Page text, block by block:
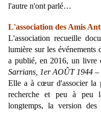
l'autre n'ont parlé…
L'association des Amis
L'association recueille
lumière sur les événements
a publié, en 2016, un livre
Sarrians, 1er AOÛT 1944
Elle a à cœur d'associer la
recherche et peu à peu
longtemps, la version